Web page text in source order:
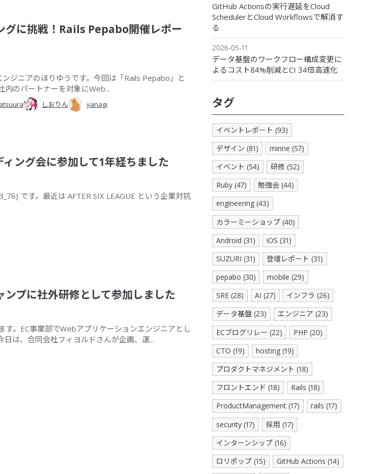
グに挑戦！Rails Pepabo開催レポー
ジニアのほりゆうです。今回は「Rails Pepabo」と
内のパートナーを対象にWeb...
しおりん yanagi
ング会に参加して1年経ちました
です。最近は AFTER SIX LEAGUE という企業対抗
ンプに社外研修として参加しました
す。EC事業部でWebアプリケーションエンジニアとし
日は、合同会社フィヨルドさんが企画、運...
GitHub Actionsの実行遅延をCloud
SchedulerとCloud Workflowsで解消す
る
2026-05-11
データ基盤のワークフロー構成変更に
よるコスト84%削減とCI 34倍高速化
タグ
イベントレポート (93)
デザイン (81)
minne (57)
イベント (54)
研修 (52)
Ruby (47)
勉強会 (44)
engineering (43)
カラーミーショップ (40)
Android (31)
iOS (31)
SUZURI (31)
登壇レポート (31)
pepabo (30)
mobile (29)
SRE (28)
AI (27)
インフラ (26)
データ基盤 (23)
エンジニア (23)
ECブログリレー (22)
PHP (20)
CTO (19)
hosting (19)
プロダクトマネジメント (18)
フロントエンド (18)
Rails (18)
ProductManagement (17)
rails (17)
security (17)
採用 (17)
インターンシップ (16)
ロリポップ (15)
GitHub Actions (14)